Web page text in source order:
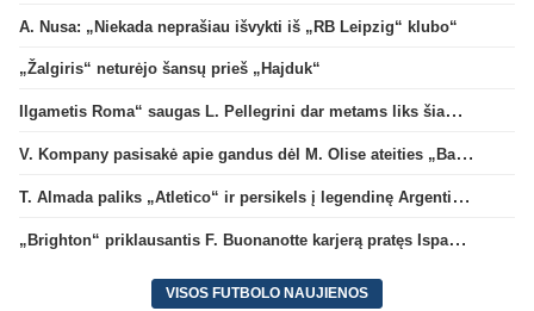
A. Nusa: „Niekada neprašiau išvykti iš „RB Leipzig“ klubo“
„Žalgiris“ neturėjo šansų prieš „Hajduk“
Ilgametis Roma“ saugas L. Pellegrini dar metams liks šiame klube
V. Kompany pasisakė apie gandus dėl M. Olise ateities „Bayern“ gretose
T. Almada paliks „Atletico“ ir persikels į legendinę Argentinos ekipą
„Brighton“ priklausantis F. Buonanotte karjerą pratęs Ispanijoje
VISOS FUTBOLO NAUJIENOS